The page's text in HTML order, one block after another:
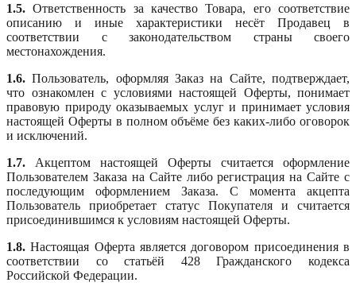
1.5. Ответственность за качество Товара, его соответствие
описанию и иные характеристики несёт Продавец в
соответствии с законодательством страны своего
местонахождения.
1.6. Пользователь, оформляя Заказ на Сайте, подтверждает,
что ознакомлен с условиями настоящей Оферты, понимает
правовую природу оказываемых услуг и принимает условия
настоящей Оферты в полном объёме без каких-либо оговорок
и исключений.
1.7. Акцептом настоящей Оферты считается оформление
Пользователем Заказа на Сайте либо регистрация на Сайте с
последующим оформлением Заказа. С момента акцепта
Пользователь приобретает статус Покупателя и считается
присоединившимся к условиям настоящей Оферты.
1.8. Настоящая Оферта является договором присоединения в
соответствии со статьёй 428 Гражданского кодекса
Российской Федерации.